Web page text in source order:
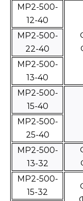
МР2-500-
12-40
MP2-500-
22-40
МР2-500-
13-40
МР2-500-
15-40
МР2-500-
25-40
МР2-500-
13-32
МР2-500-
15-32